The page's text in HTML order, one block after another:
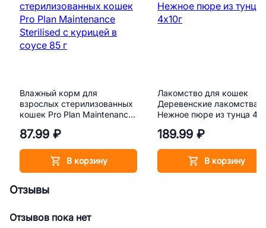
Влажный корм для
взрослых стерилизованных
кошек Pro Plan Maintenance
85 г
87.99 ₽
В корзину
Лакомство для кошек
Деревенские лакомства
Нежное пюре из тунца
189.99 ₽
В корзину
Отзывы
Отзывов пока нет